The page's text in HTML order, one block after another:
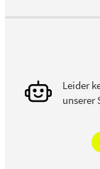
Leider
unserer